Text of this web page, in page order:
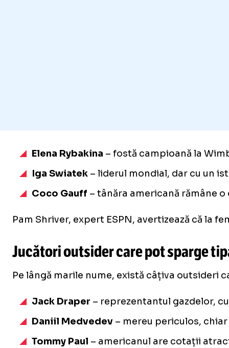
Elena Rybakina – fostă campioană la
Iga Swiatek– liderul mondial, dar cu un
Coco Gauff – tânăra americană rămâne
Pam Shriver, expert ESPN, avertizează că la
Jucători outsider care pot sparge
Pe lângă marile nume, există câțiva outsideri
Jack Draper – reprezentantul gazdelor,
Daniil Medvedev – mereu periculos,
Tommy Paul – americanul are cotații